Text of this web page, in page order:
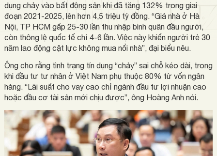
dụng chảy vào bất động sản khi đã tăng 132% trong giai
đoạn 2021-2025, lên hơn 4,5 triệu tỷ đồng. “Giá nhà ở Hà
Nội, TP HCM gấp 25-30 lần thu nhập bình quân đầu người,
còn thông lệ quốc tế chỉ 4-6 lần. Việc này khiến người trẻ 30
năm lao động cật lực không mua nổi nhà”, đại biểu nêu.
Ông cho rằng tình trạng tín dụng “chảy” sai chỗ kéo dài, trong
khi đầu tư tư nhân ở Việt Nam phụ thuộc 80% từ vốn ngân
hàng. “Lãi suất cho vay cao chỉ ngành đầu tư lợi nhuận cao
hoặc đầu cơ tài sản mới chịu được”, ông Hoàng Anh nói.